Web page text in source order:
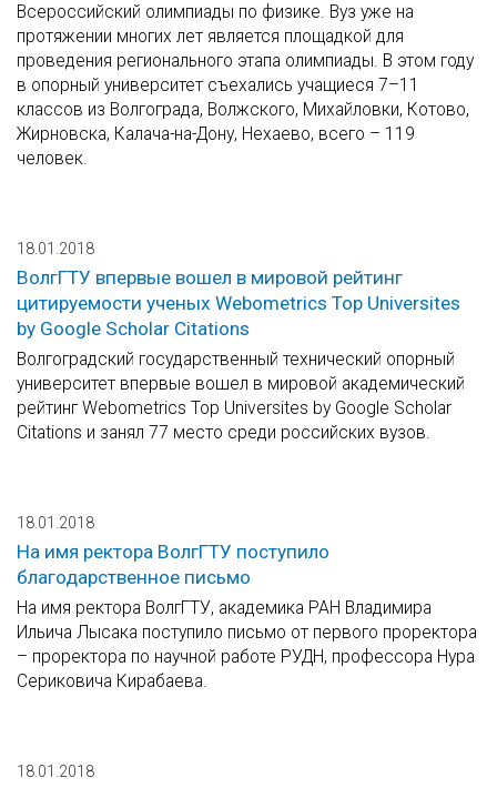
Всероссийский олимпиады по физике. Вуз уже на
протяжении многих лет является площадкой для
проведения регионального этапа олимпиады. В этом году
в опорный университет съехались учащиеся 7–11
классов из Волгограда, Волжского, Михайловки, Котово,
Жирновска, Калача-на-Дону, Нехаево, всего – 119
человек.
18.01.2018
ВолгГТУ впервые вошел в мировой рейтинг
цитируемости ученых Webometrics Top Universites
by Google Scholar Citations
Волгоградский государственный технический опорный
университет впервые вошел в мировой академический
рейтинг Webometrics Top Universites by Google Scholar
Citations и занял 77 место среди российских вузов.
18.01.2018
На имя ректора ВолгГТУ поступило
благодарственное письмо
На имя ректора ВолгГТУ, академика РАН Владимира
Ильича Лысака поступило письмо от первого проректора
– проректора по научной работе РУДН, профессора Нура
Сериковича Кирабаева.
18.01.2018